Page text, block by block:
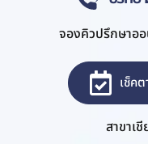
จองคิวปรึกษาอ
เช็ค
สาขาเ